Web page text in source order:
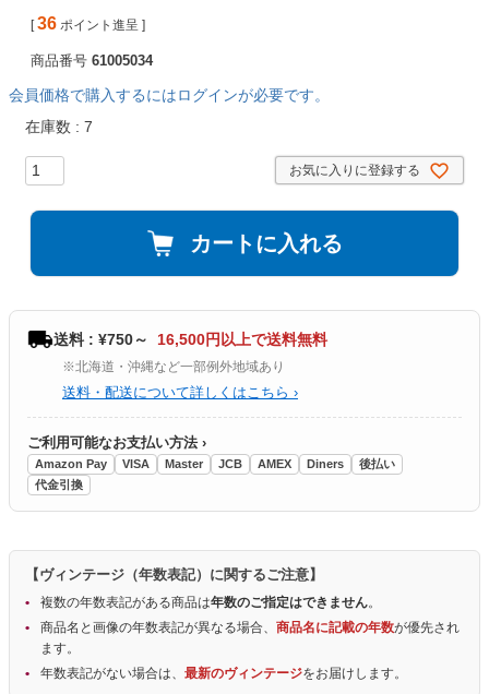
[ 36 ポイント進呈 ]
商品番号 61005034
会員価格で購入するにはログインが必要です。
在庫数
7
お気に入りに登録する
カートに入れる
送料 : ¥750～ 16,500円以上で送料無料
※北海道・沖縄など一部例外地域あり
送料・配送について詳しくはこちら ›
ご利用可能なお支払い方法 ›
Amazon Pay VISA Master JCB AMEX Diners
後払い
代金引換
【ヴィンテージ（年数表記）に関するご注意】
複数の年数表記がある商品は年数のご指定はできません。
商品名と画像の年数表記が異なる場合、 商品名に記載の年数が優先され
ます。
年数表記がない場合は、 最新のヴィンテージをお届けします。